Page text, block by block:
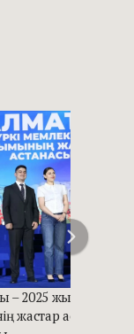
– 2025 жылғы Түркі
жастар астанасы